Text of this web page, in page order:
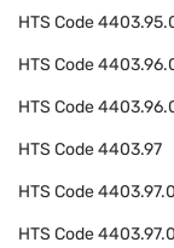
HTS Code
HTS Code
HTS Code
HTS Code4403.97
HTS Code
HTS Code